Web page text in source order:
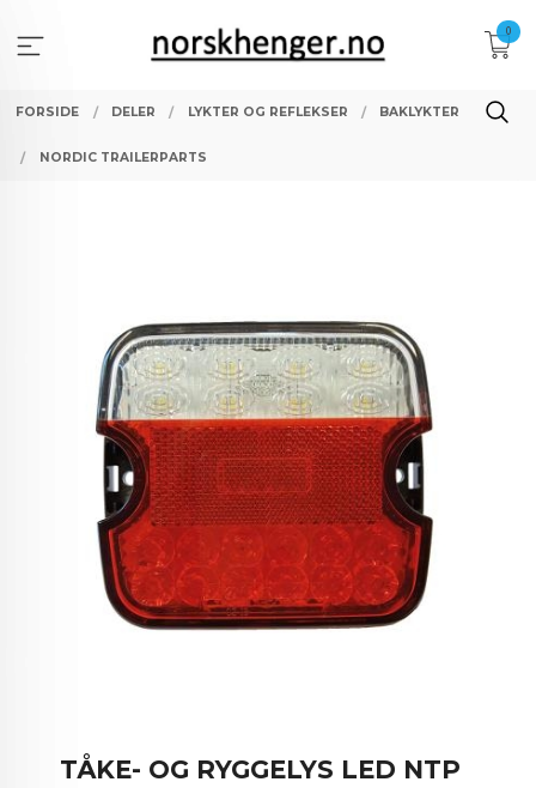
innholdet
0
FORSIDE DELER LYKTER OG REFLEKSER BAKLYKTER
NORDIC TRAILERPARTS
TÅKE- OG RYGGELYS LED NTP